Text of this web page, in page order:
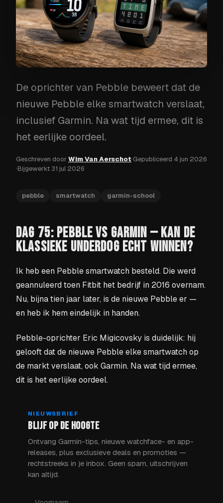
De oprichter van Pebble beweert dat de
nieuwe Pebble elke smartwatch verslaat,
inclusief Garmin. Na wat tijd ermee, dit is
het eerlijke oordeel.
Geschreven doorWim Van Aerschot·Gepubliceerd 4 jun 2026
·Bijgewerkt 31 jul 2026
pebble smartwatch garmin-school
DAG 75: PEBBLE VS GARMIN — KAN DE
KLASSIEKE UNDERDOG ECHT WINNEN?
Ik heb een Pebble smartwatch besteld. Die werd
geannuleerd toen Fitbit het bedrijf in 2016 overnam.
Nu, bijna tien jaar later, is de nieuwe Pebble er —
en heb ik hem eindelijk in handen.
Pebble-oprichter Eric Migicovsky is duidelijk: hij
gelooft dat de nieuwe Pebble elke smartwatch op
de markt verslaat, ook Garmin. Na wat tijd ermee,
dit is het eerlijke oordeel.
NIEUWSBRIEF
BLIJF OP DE HOOGTE
Ontvang Garmin-tips, nieuwe watchface- en app-
releases, plus exclusieve deals en promoties —
rechtstreeks in je inbox. Geen spam, uitschrijven
kan altijd.